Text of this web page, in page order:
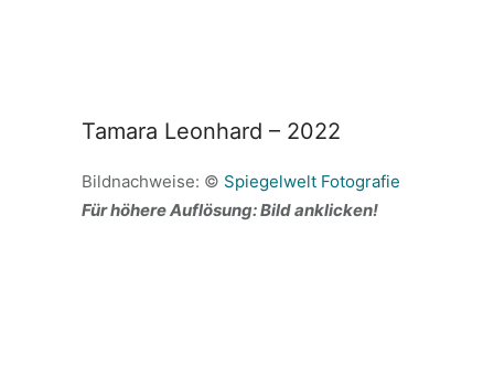
Tamara Leonhard – 2022
Bildnachweise: © Spiegelwelt Fotografie
Für höhere Auflösung: Bild anklicken!